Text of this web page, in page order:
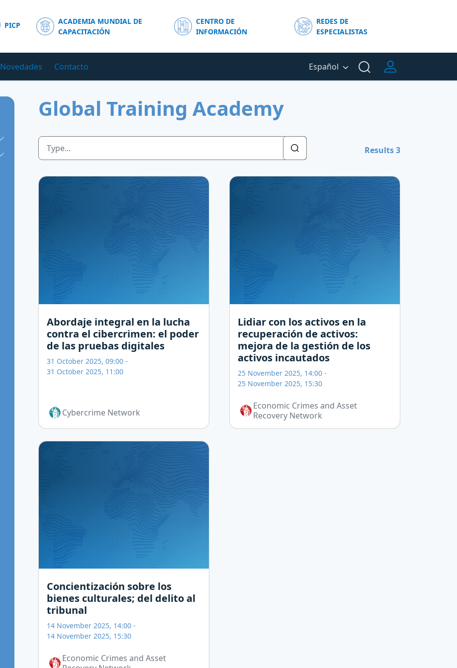
PICP
ACADEMIA MUNDIAL DE
CAPACITACIÓN
CENTRO DE
INFORMACIÓN
REDES DE
ESPECIALISTAS
Novedades Contacto Español
Global Training Academy
Results 3
Abordaje integral en la lucha
contra el cibercrimen: el poder
de las pruebas digitales
31 October 2025, 09:00 -
31 October 2025, 11:00
Cybercrime Network
Lidiar con los activos en la
recuperación de activos:
mejora de la gestión de los
activos incautados
25 November 2025, 14:00 -
25 November 2025, 15:30
Economic Crimes and Asset
Recovery Network
Concientización sobre los
bienes culturales; del delito al
tribunal
14 November 2025, 14:00 -
14 November 2025, 15:30
Economic Crimes and Asset